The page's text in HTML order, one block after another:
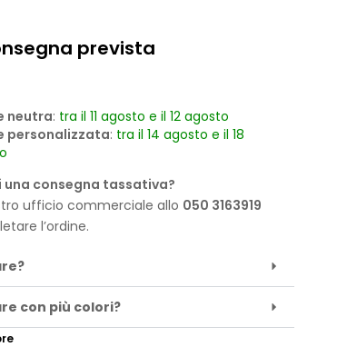
prevista
neutra: tra il 11 agosto e il 12 agosto
personalizzata: tra il 14 agosto e il 18
una consegna tassativa?
ufficio commerciale allo 050 3163919
l’ordine.
con più colori?